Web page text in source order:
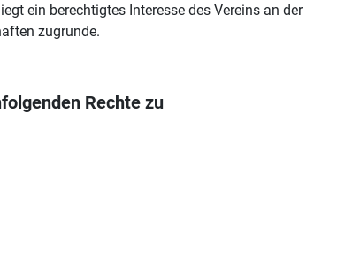
ein berechtigtes Interesse des Vereins an der
zugrunde.
Rechte zu